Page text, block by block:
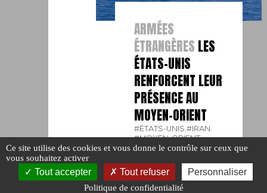
ARMÉES
ÉTRANGÈRES LES
ÉTATS-UNIS
RENFORCENT LEUR
PRÉSENCE AU
MOYEN-ORIENT
#ÉTATS-UNIS.#IRAN.
#MOYEN-ORIENT.
Publié le : 9 août
2023
Ce site utilise des cookies et vous donne le contrôle sur ceux que
vous souhaitez activer
Tout accepter Tout refuser Personnaliser
Politique de confidentialité